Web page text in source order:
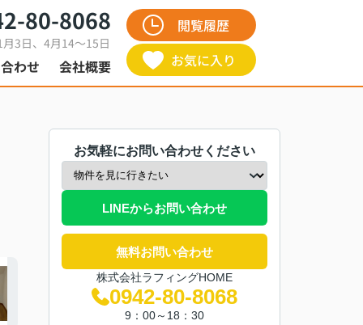
80-8068
3日、4月14～15日
わせ 会社概要
閲覧履歴
お気に入り
お気軽にお問い合わせください
LINEからお問い合わせ
無料お問い合わせ
株式会社ラフィングHOME
0942-80-8068
9：00～18：30